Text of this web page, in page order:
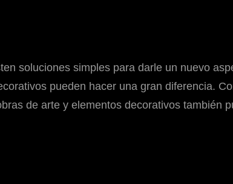
soluciones simples para darle un nuevo
pueden hacer una gran diferencia.
de arte y elementos decorativos también